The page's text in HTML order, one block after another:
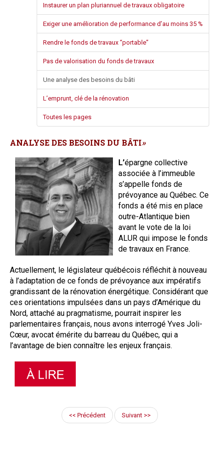
Parole d'experts*
Instaurer un plan pluriannuel de travaux obligatoire
Exiger une amélioration de performance d’au moins 35 %
Rendre le fonds de travaux “portable”
Pas de valorisation du fonds de travaux
Une analyse des besoins du bâti
L’emprunt, clé de la rénovation
Toutes les pages
ANALYSE DES BESOINS DU BÂTI»
L’épargne collective
associée à l’immeuble
s’appelle fonds de
prévoyance au Québec. Ce
fonds a été mis en place
outre-Atlantique bien
avant le vote de la loi
ALUR qui impose le fonds
de travaux en France.
Actuellement, le législateur québécois réfléchit à nouveau
à l’adaptation de ce fonds de prévoyance aux impératifs
grandissant de la rénovation énergétique. Considérant que
ces orientations impulsées dans un pays d’Amérique du
Nord, attaché au pragmatisme, pourrait inspirer les
parlementaires français, nous avons interrogé Yves Joli-
Cœur, avocat émérite du barreau du Québec, qui a
l’avantage de bien connaître les enjeux français.
<< Précédent Suivant >>